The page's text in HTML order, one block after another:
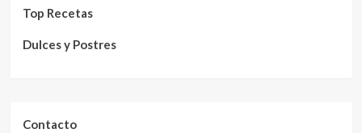
Top Recetas
Dulces y Postres
Contacto